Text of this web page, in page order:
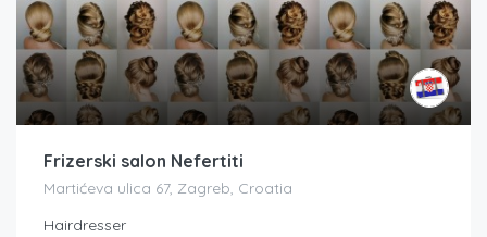
Frizerski salon Nefertiti
Martićeva ulica 67, Zagreb, Croatia
Hairdresser